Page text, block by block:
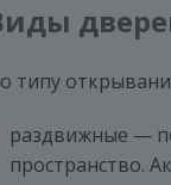
типу
раздвижные —
пространство.